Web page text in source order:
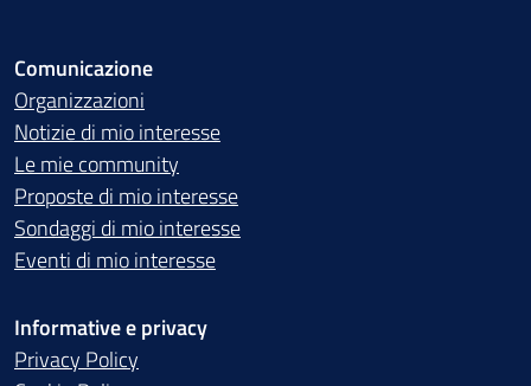
Comunicazione
Organizzazioni
Notizie di mio interesse
Le mie community
Proposte di mio interesse
Sondaggi di mio interesse
Eventi di mio interesse
Informative e privacy
Privacy Policy